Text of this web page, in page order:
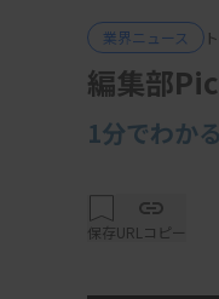
業界ニュース
編集部
1分でわか
保存URLコピー